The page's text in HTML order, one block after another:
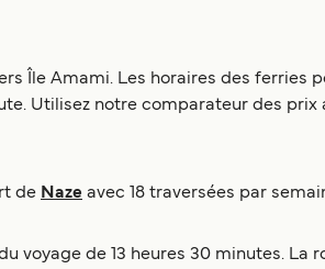
Île Amami. Les horaires des ferries
Utilisez notre comparateur des
de Naze avec 18 traversées par
voyage de 13 heures 30 minutes. La